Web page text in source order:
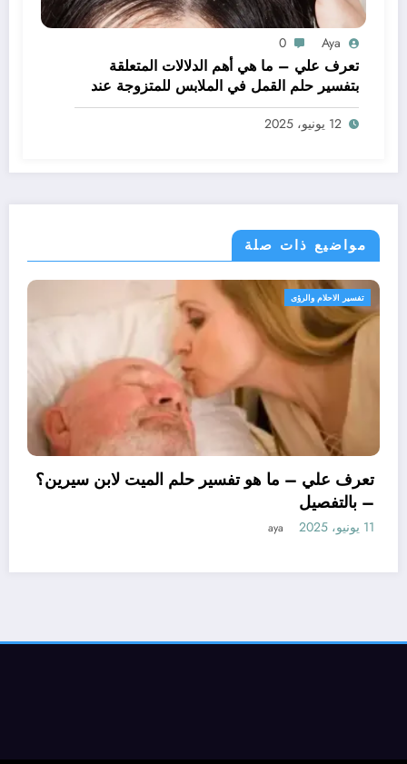
Aya
0
تعرف علي – ما هي أهم الدلالات المتعلقة
بتفسير حلم القمل في الملابس للمتزوجة عند
ابن سيرين؟ – بالتفصيل
12 يونيو، 2025
مواضيع ذات صلة
تعرف علي –
هو تأويل ابن سيرين لتفسير حلم